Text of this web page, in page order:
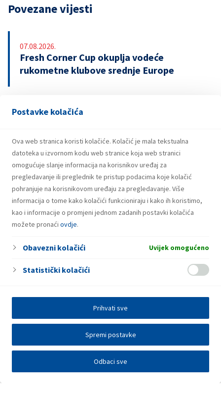
Postavke kolačića
Ova web stranica koristi kolačiće. Kolačić je mala tekstualna
datoteka u izvornom kodu web stranice koja web stranici
omogućuje slanje informacija na korisnikov uređaj za
pregledavanje ili preglednik te pristup podacima koje kolačić
pohranjuje na korisnikovom uređaju za pregledavanje. Više
informacija o tome kako kolačići funkcioniraju i kako ih koristimo,
kao i informacije o promjeni jednom zadanih postavki kolačića
možete pronaći ovdje.
Obavezni kolačići Uvijek omogućeno
Statistički kolačići
Odbaci sve
Spremi postavke
Prihvati sve
Povezane vijesti
07.08.2026.
Fresh Corner Cup okuplja vodeće
rukometne klubove srednje Europe
29.07.2026.
prvom polugodištu 2026.